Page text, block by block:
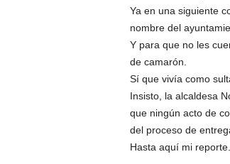
Ya en una siguiente
nombre del
Y para que no les
de camarón.
Sí que vivía como
Insisto, la alcaldesa
que ningún acto de
del proceso de
Hasta aquí mi reporte.